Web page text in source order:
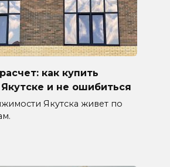
как купить
Якутске и не ошибиться
Якутска живет по